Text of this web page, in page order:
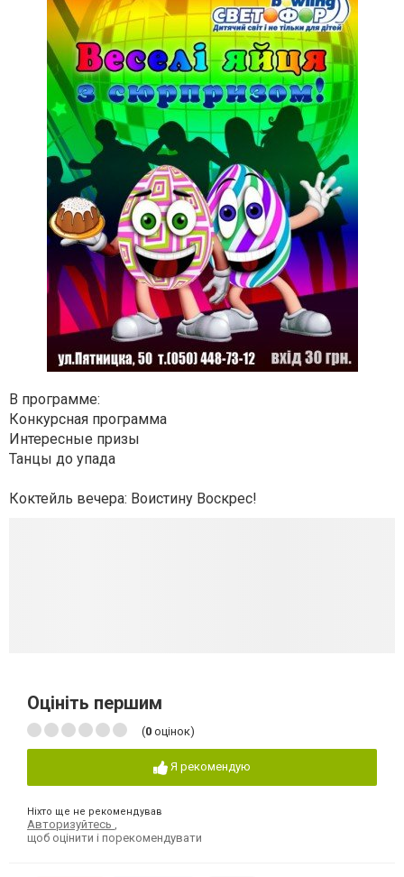
В программе:
Конкурсная программа
Интересные призы
Танцы до упада
Коктейль вечера: Воистину Воскрес!
Оцініть першим
(0 оцінок)
Я рекомендую
Ніхто ще не рекомендував
Авторизуйтесь
щоб оцінити і порекомендувати